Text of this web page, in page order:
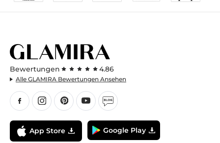
Bewertungen 4.86
Alle GLAMIRA Bewertungen Ansehen
App Store Google Play